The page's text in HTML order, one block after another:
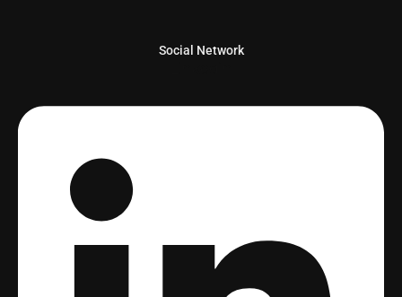
Social Network